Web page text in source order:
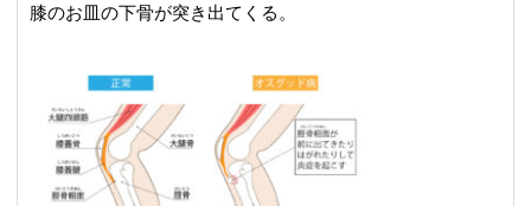
膝のお皿の下骨が突き出てくる。